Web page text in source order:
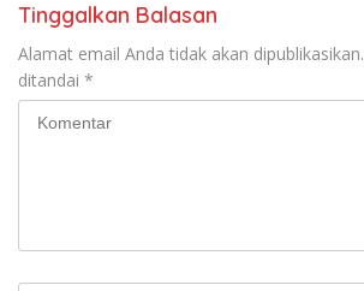
Tinggalkan Balasan
Alamat email Anda tidak akan dipublikasikan.
ditandai *